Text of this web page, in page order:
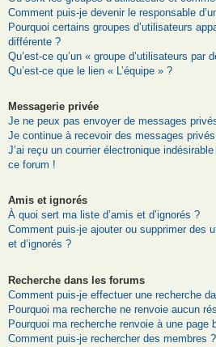
Comment puis-je devenir le responsable
Pourquoi certains groupes d’utilisateurs
différente ?
Qu’est-ce qu’un « groupe d’utilisateurs par
Qu’est-ce que le lien « L’équipe » ?
Messagerie privée
Je ne peux pas envoyer de messages
Je continue à recevoir des messages
J’ai reçu un courrier électronique
ce forum !
Amis et ignorés
À quoi sert ma liste d’amis et d’ignorés ?
Comment puis-je ajouter ou supprimer des
et d’ignorés ?
Recherche dans les forums
Comment puis-je effectuer une recherche
Pourquoi ma recherche ne renvoie aucun
Pourquoi ma recherche renvoie à une page
Comment puis-je rechercher des membres ?